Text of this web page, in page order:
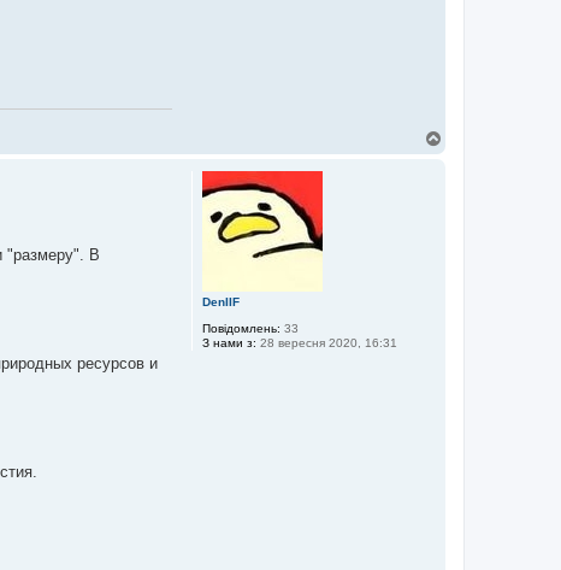
DenIIF
Повідомлень: 33
З нами з: 28 вересня 2020, 16:31
"размеру". В
ресурсов и